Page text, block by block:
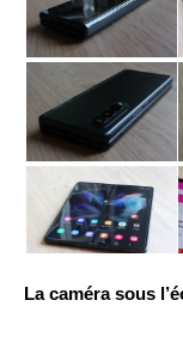
La caméra sous